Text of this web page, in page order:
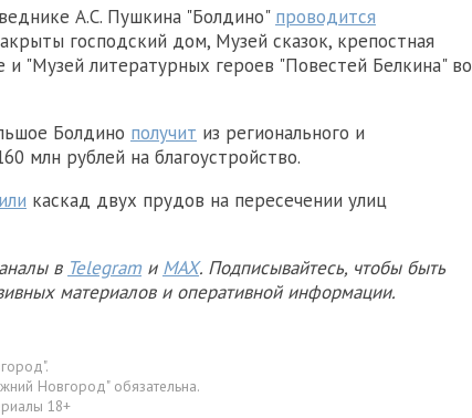
А.С. Пушкина "Болдино" проводится
господский дом, Музей сказок, крепостная
и "Музей литературных героев "Повестей Белкина" во
Болдино получит из регионального и
млн рублей на благоустройство.
каскад двух прудов на пересечении улиц
в Telegram и MAX. Подписывайтесь, чтобы быть
материалов и оперативной информации.
Новгород" обязательна.
18+